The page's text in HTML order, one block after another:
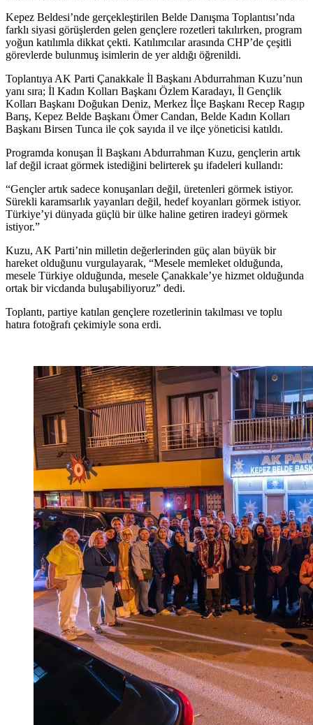
Kepez Beldesi’nde gerçekleştirilen Belde Danışma Toplantısı’nda
farklı siyasi görüşlerden gelen gençlere rozetleri takılırken, program
yoğun katılımla dikkat çekti. Katılımcılar arasında CHP’de çeşitli
görevlerde bulunmuş isimlerin de yer aldığı öğrenildi.
Toplantıya AK Parti Çanakkale İl Başkanı Abdurrahman Kuzu’nun
yanı sıra; İl Kadın Kolları Başkanı Özlem Karadayı, İl Gençlik
Kolları Başkanı Doğukan Deniz, Merkez İlçe Başkanı Recep Ragıp
Barış, Kepez Belde Başkanı Ömer Candan, Belde Kadın Kolları
Başkanı Birsen Tunca ile çok sayıda il ve ilçe yöneticisi katıldı.
Programda konuşan İl Başkanı Abdurrahman Kuzu, gençlerin artık
laf değil icraat görmek istediğini belirterek şu ifadeleri kullandı:
“Gençler artık sadece konuşanları değil, üretenleri görmek istiyor.
Sürekli karamsarlık yayanları değil, hedef koyanları görmek istiyor.
Türkiye’yi dünyada güçlü bir ülke haline getiren iradeyi görmek
istiyor.”
Kuzu, AK Parti’nin milletin değerlerinden güç alan büyük bir
hareket olduğunu vurgulayarak, “Mesele memleket olduğunda,
mesele Türkiye olduğunda, mesele Çanakkale’ye hizmet olduğunda
ortak bir vicdanda buluşabiliyoruz” dedi.
Toplantı, partiye katılan gençlere rozetlerinin takılması ve toplu
hatıra fotoğrafı çekimiyle sona erdi.